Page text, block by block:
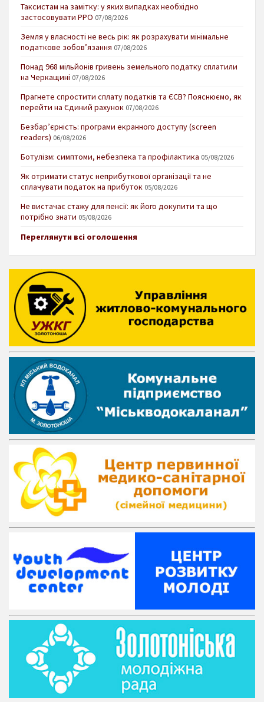
Таксистам на замітку: у яких випадках необхідно
застосовувати РРО 07/08/2026
Земля у власності не весь рік: як розрахувати мінімальне
податкове зобов’язання 07/08/2026
Понад 968 мільйонів гривень земельного податку сплатили
на Черкащині 07/08/2026
Прагнете спростити сплату податків та ЄСВ? Пояснюємо, як
перейти на Єдиний рахунок 07/08/2026
Безбар’єрність: програми екранного доступу (screen
readers) 06/08/2026
Ботулізм: симптоми, небезпека та профілактика 05/08/2026
Як отримати статус неприбуткової організації та не
сплачувати податок на прибуток 05/08/2026
Не вистачає стажу для пенсії: як його докупити та що
потрібно знати 05/08/2026
Переглянути всі оголошення